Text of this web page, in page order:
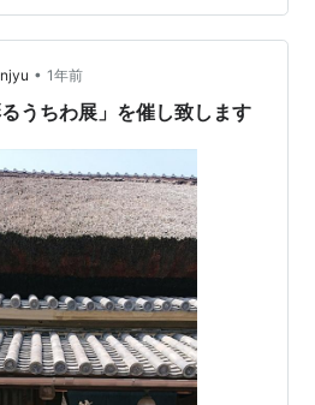
り手作り体験」もそうなのです
参加すると、無料で手にいれら
てくるので、ケチケチ旅行を楽
とってもお得に感じるので…
• 1年前
うちわ展」を催し致します